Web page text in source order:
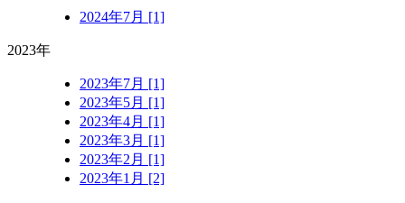
2024年7月 [1]
2023年
2023年7月 [1]
2023年5月 [1]
2023年4月 [1]
2023年3月 [1]
2023年2月 [1]
2023年1月 [2]